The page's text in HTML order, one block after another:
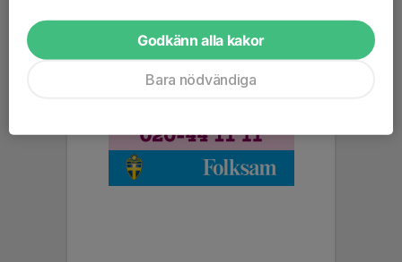
Godkänn alla kakor
Bara nödvändiga